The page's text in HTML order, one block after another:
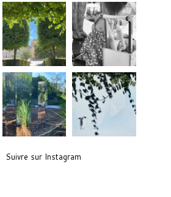
Suivre sur Instagram